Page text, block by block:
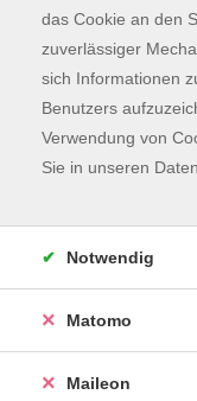
das Cookie an den
zuverlässiger
sich Informationen
Benutzers
Verwendung von
Sie in unseren
Notwendig
Matomo
Maileon